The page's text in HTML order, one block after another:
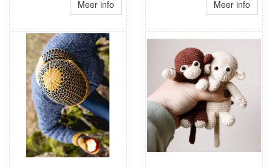
Meer info Meer info